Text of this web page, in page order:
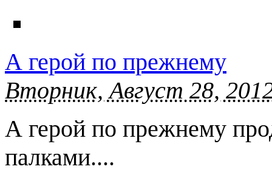
А герой по прежнему
Вторник, Август 28,
А герой по прежнему
палками....